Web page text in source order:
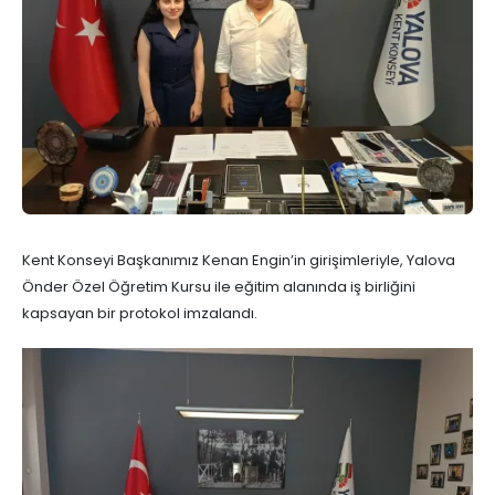
Kent Konseyi Başkanımız Kenan Engin’in girişimleriyle, Yalova
Önder Özel Öğretim Kursu ile eğitim alanında iş birliğini
kapsayan bir protokol imzalandı.